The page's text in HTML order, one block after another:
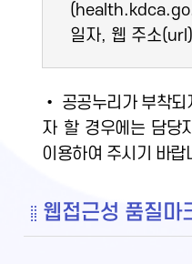
일자, 웹 주소(url)
• 공공누리가 부착되
자 할 경우에는 담당
이용하여 주시기 바랍
웹접근성 품질마